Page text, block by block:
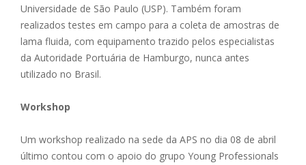
Universidade de São Paulo (USP). Também foram
realizados testes em campo para a coleta de amostras de
lama fluida, com equipamento trazido pelos especialistas
da Autoridade Portuária de Hamburgo, nunca antes
utilizado no Brasil.
Workshop
Um workshop realizado na sede da APS no dia 08 de abril
último contou com o apoio do grupo Young Professionals